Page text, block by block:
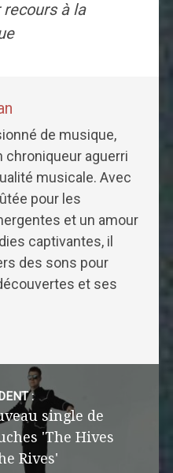
à la
de musique,
chroniqueur aguerri
musicale. Avec
pour les
et un amour
captivantes, il
des sons pour
et ses
:
single de
'The Hives
Rives'